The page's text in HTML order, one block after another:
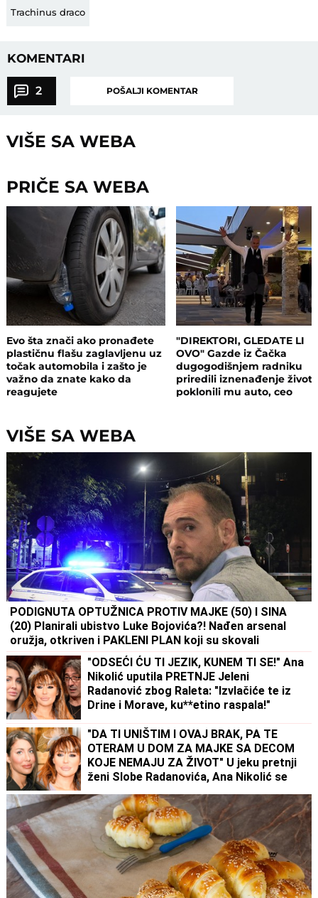
Trachinus draco
KOMENTARI
2 POŠALJI KOMENTAR
VIŠE SA WEBA
PRIČE SA WEBA
Evo šta znači ako pronađete
plastičnu flašu zaglavljenu uz
točak automobila i zašto je
važno da znate kako da
reagujete
"DIREKTORI, GLEDATE LI
OVO" Gazde iz Čačka
dugogodišnjem radniku
priredili iznenađenje život
poklonili mu auto, ceo
VIŠE SA WEBA
PODIGNUTA OPTUŽNICA PROTIV MAJKE (50) I SINA
(20) Planirali ubistvo Luke Bojovića?! Nađen arsenal
oružja, otkriven i PAKLENI PLAN koji su skovali
"ODSEĆI ĆU TI JEZIK, KUNEM TI SE!" Ana
Nikolić uputila PRETNJE Jeleni
Radanović zbog Raleta: "Izvlačiće te iz
Drine i Morave, ku**etino raspala!"
"DA TI UNIŠTIM I OVAJ BRAK, PA TE
OTERAM U DOM ZA MAJKE SA DECOM
KOJE NEMAJU ZA ŽIVOT" U jeku pretnji
ženi Slobe Radanovića, Ana Nikolić se